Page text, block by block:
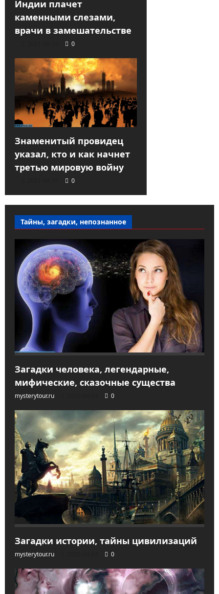
Индии плачет
каменными слезами,
врачи в замешательстве
0
Знаменитый провидец
указал, кто и как начнет
третью мировую войну
0
Тайны, загадки, непознанное
Загадки человека, легендарные,
мифические, сказочные существа
mysterytour.ru 0
Загадки истории, тайны цивилизаций
mysterytour.ru 0